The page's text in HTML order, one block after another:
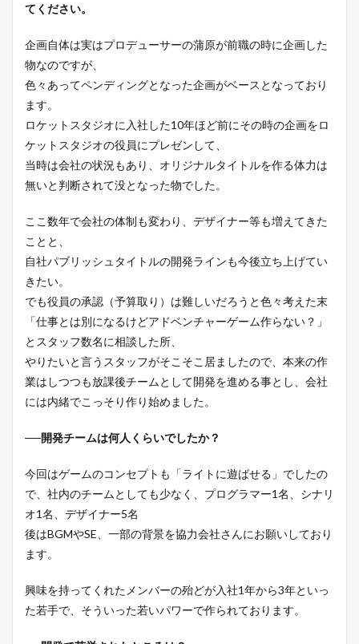
てください。
企画自体は実はプロデューサーの蒲原が前職の時に企画した
物なのですが、
色々あってペンディングとなった企画がベースとなっており
ます。
ロケットスタジオに入社した10年ほど前にその時の企画をロ
ケットスタジオの役員にプレゼンして、
当時は会社の状況もあり、オリジナルタイトルを作る体力は
無いと判断されて没となった物でした。
ここ数年で会社の体制も変わり、デザイナー等も増えてきた
ことと、
自社パブリッシュタイトルの開発ラインも今後立ち上げてい
きたい。
でも役員の承認（予算取り）は難しいだろうと色々考えた末
「仕事とは別になるけどアドベンチャーゲーム作らない？」
とスタッフ数名に相談した所、
やりたいと言うスタッフがそこそこ居ましたので、本来の作
業はしつつも放課後チームとして開発を進める事とし、会社
には内緒でこっそり作り始めました。
──開発チームは何人くらいでしたか？
今回はゲームのコンセプトも「ライトに遊ばせる」でしたの
で、社内のチームとしても少なく、プログラマー1名、シナリ
オ1名、デザイナー5名
後はBGMやSE、一部の背景を協力会社さんにお願いしており
ます。
興味を持ってくれたメンバーの殆どが入社1年から3年といっ
た若手で、そういった若いパワーで作られております。